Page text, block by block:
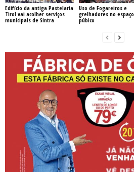
Edifício da antiga Pastelaria
Tirol vai acolher serviços
municipais de Sintra
Uso de Fogareiros e
grelhadores no espaço
púbico